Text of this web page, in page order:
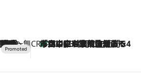
待つ場所へ
トンボの湯」で体験 CREA'S CHOICE
2026.8.7
「立川にも歌舞伎があるんだよ」 片岡仁左衛門・市川中車ら豪華座組みで4年目の立川立飛歌舞伎へ